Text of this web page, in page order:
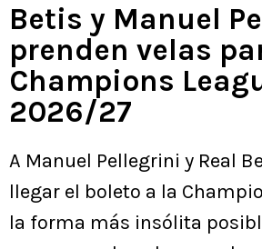
Betis y Manuel
prenden velas
Champions
2026/27
A Manuel Pellegrini y Real
llegar el boleto a la
la forma más insólita